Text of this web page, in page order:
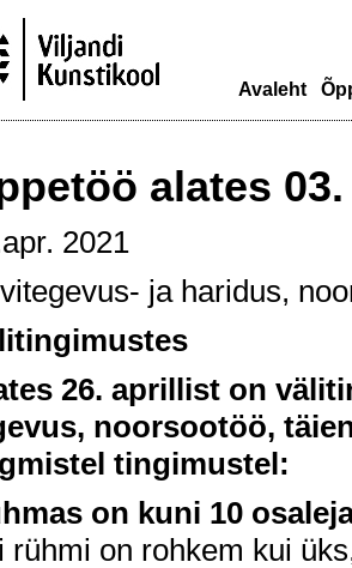
Avaleht
alates
2021
ja haridus,
26. aprillist on
noorsootöö,
tingimustel:
on kuni 10
rühmi on rohkem kui